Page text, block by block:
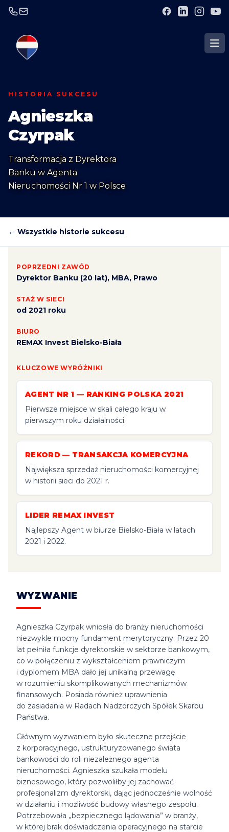
HISTORIA SUKCESU
Agnieszka
Czyrpak
Transformacja z Dyrektora
Banku w Agenta
Nieruchomości Nr 1 w Polsce
← Wszystkie historie sukcesu
POPRZEDNI ZAWÓD
Dyrektor Banku (20 lat), MBA, Prawo
STAŻ W SIECI
od 2021 roku
BIURO
REMAX Invest Bielsko-Biała
KLUCZOWE WYRÓŻNIKI
AGENT NR 1 — RANKING POLSKA 2021
Pierwsze miejsce w skali całego kraju w
pierwszym roku działalności.
REKORD — TRANSAKCJA KOMERCYJNA
Największa sprzedaż nieruchomości komercyjnej
w historii sieci do 2021 r.
LIDER REMAX INVEST
Najlepszy Agent w biurze Bielsko-Biała w latach
2021 i 2022.
WYZWANIE
Agnieszka Czyrpak wniosła do branży nieruchomości
niezwykle mocny fundament merytoryczny. Przez 20
lat pełniła funkcje dyrektorskie w sektorze bankowym,
co w połączeniu z wykształceniem prawniczym
i dyplomem MBA dało jej unikalną przewagę
w rozumieniu skomplikowanych mechanizmów
finansowych. Posiada również uprawnienia
do zasiadania w Radach Nadzorczych Spółek Skarbu
Państwa.
Głównym wyzwaniem było skuteczne przejście
z korporacyjnego, ustrukturyzowanego świata
bankowości do roli niezależnego agenta
nieruchomości. Agnieszka szukała modelu
biznesowego, który pozwoliłby jej zachować
profesjonalizm dyrektorski, dając jednocześnie wolność
w działaniu i możliwość budowy własnego zespołu.
Potrzebowała „bezpiecznego lądowania” w branży,
w której brak doświadczenia operacyjnego na starcie